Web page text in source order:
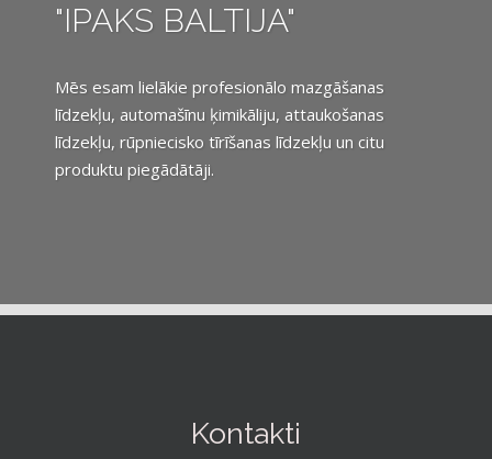
"IPAKS BALTIJA"
Mēs esam lielākie profesionālo mazgāšanas
līdzekļu, automašīnu ķimikāliju, attaukošanas
līdzekļu, rūpniecisko tīrīšanas līdzekļu un citu
produktu piegādātāji.
Kontakti